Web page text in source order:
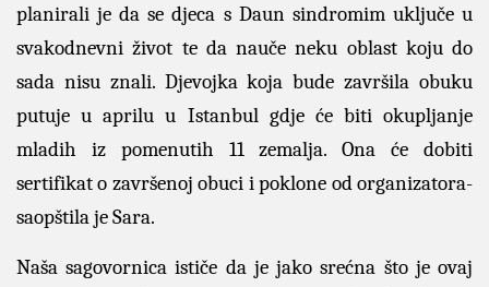
planirali je da se djeca s Daun sindromim uključe u
svakodnevni život te da nauče neku oblast koju do
sada nisu znali. Djevojka koja bude završila obuku
putuje u aprilu u Istanbul gdje će biti okupljanje
mladih iz pomenutih 11 zemalja. Ona će dobiti
sertifikat o završenoj obuci i poklone od organizatora-
saopštila je Sara.
Naša sagovornica ističe da je jako srećna što je ovaj